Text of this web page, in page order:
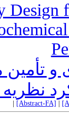
Design
و
نظریه
[Abstract-FA]